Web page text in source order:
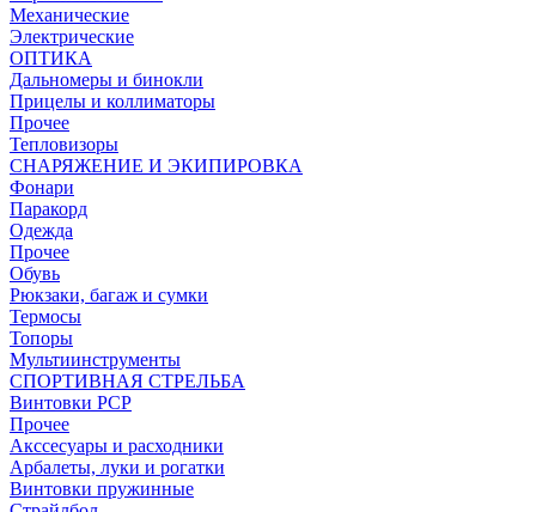
Механические
Электрические
ОПТИКА
Дальномеры и бинокли
Прицелы и коллиматоры
Прочее
Тепловизоры
СНАРЯЖЕНИЕ И ЭКИПИРОВКА
Фонари
Паракорд
Одежда
Прочее
Обувь
Рюкзаки, багаж и сумки
Термосы
Топоры
Мультиинструменты
СПОРТИВНАЯ СТРЕЛЬБА
Винтовки PCP
Прочее
Акссесуары и расходники
Арбалеты, луки и рогатки
Винтовки пружинные